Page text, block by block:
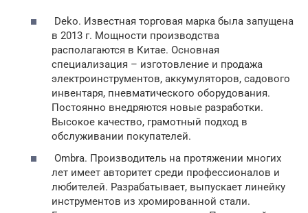
Deko. Известная торговая марка была запущена
в 2013 г. Мощности производства
располагаются в Китае. Основная
специализация – изготовление и продажа
электроинструментов, аккумуляторов, садового
инвентаря, пневматического оборудования.
Постоянно внедряются новые разработки.
Высокое качество, грамотный подход в
обслуживании покупателей.
Ombra. Производитель на протяжении многих
лет имеет авторитет среди профессионалов и
любителей. Разрабатывает, выпускает линейку
инструментов из хромированной стали.